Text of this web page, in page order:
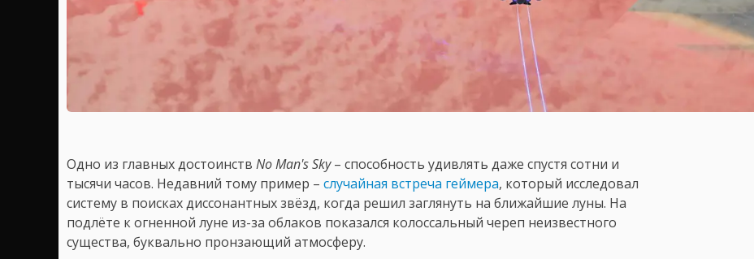
Одно из главных достоинств No Man's Sky– способность удивлять даже спустя сотни и
тысячи часов. Недавний тому пример – случайная встреча геймера, который исследовал
систему в поисках диссонантных звёзд, когда решил заглянуть на ближайшие луны. На
подлёте к огненной луне из-за облаков показался колоссальный череп неизвестного
существа, буквально пронзающий атмосферу.